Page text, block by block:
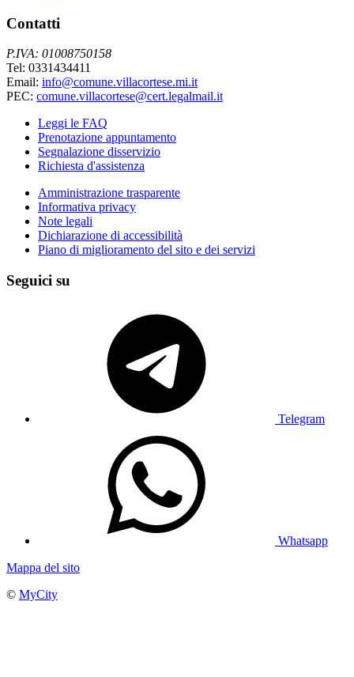
Contatti
P.IVA: 01008750158
Tel: 0331434411
Email: info@comune.villacortese.mi.it
PEC: comune.villacortese@cert.legalmail.it
Leggi le FAQ
Prenotazione appuntamento
Segnalazione disservizio
Richiesta d'assistenza
Amministrazione trasparente
Informativa privacy
Note legali
Dichiarazione di accessibilità
Piano di miglioramento del sito e dei servizi
Seguici su
Telegram
Whatsapp
Mappa del sito
© MyCity